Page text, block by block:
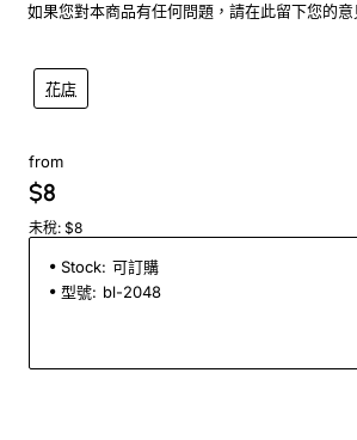
花店
如果您對本商品有任何問題，請在此留下您的意
from
$8
未稅: $8
Stock: 可訂購
型號: bl-2048